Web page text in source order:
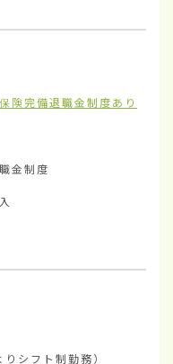
険完備退職金制度あり
金制度
シフト制勤務）